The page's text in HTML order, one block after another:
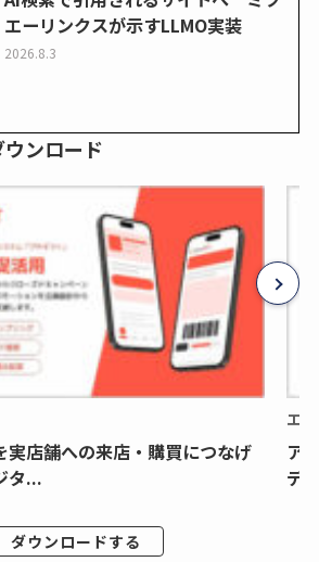
エーリンクスが示すLLMO実装
2026.8.3
ンロード
実店舗への来店・購買につなげ
タ...
ダウンロードする
エ
ア
デ